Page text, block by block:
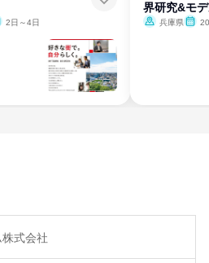
2日～4日
界研究&モ
兵庫県
式会社